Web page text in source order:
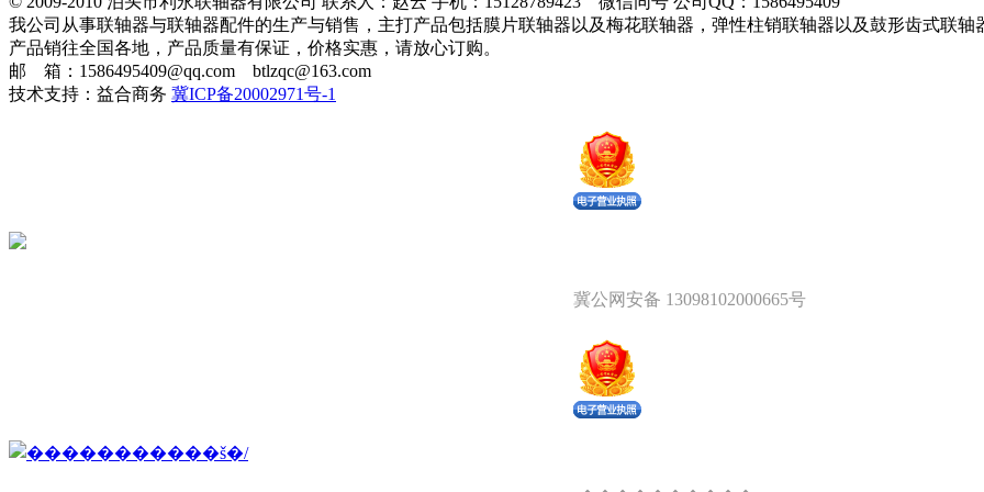
我公司从事联轴器与联轴器配件的生产与销售，主打产品包括膜片联轴器以及梅花联轴器，弹性柱销联轴器以及鼓形齿式联轴
产品销往全国各地，产品质量有保证，价格实惠，请放心订购。
邮 箱：1586495409@qq.com btlzqc@163.com
技术支持：益合商务 冀ICP备20002971号-1
冀公网安备 13098102000665号